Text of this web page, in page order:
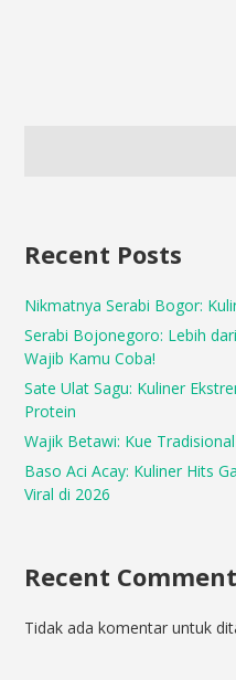
Recent Posts
Nikmatnya Serabi Bogor:
Serabi Bojonegoro: Lebih
Wajib Kamu Coba!
Sate Ulat Sagu: Kuliner
Protein
Wajik Betawi: Kue
Baso Aci Acay: Kuliner Hits
Viral di 2026
Recent
Tidak ada komentar untuk